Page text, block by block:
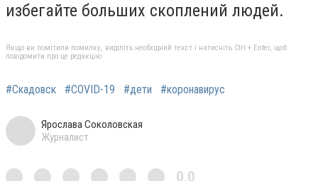
избегайте больших скоплений людей.
Якщо ви помітили помилку, виділіть необхідний текст і натисніть Ctrl + Enter, щоб
повідомити про це редакцію
#Скадовск #COVID-19 #дети #коронавирус
Ярослава Соколовская
Журналист
0,0